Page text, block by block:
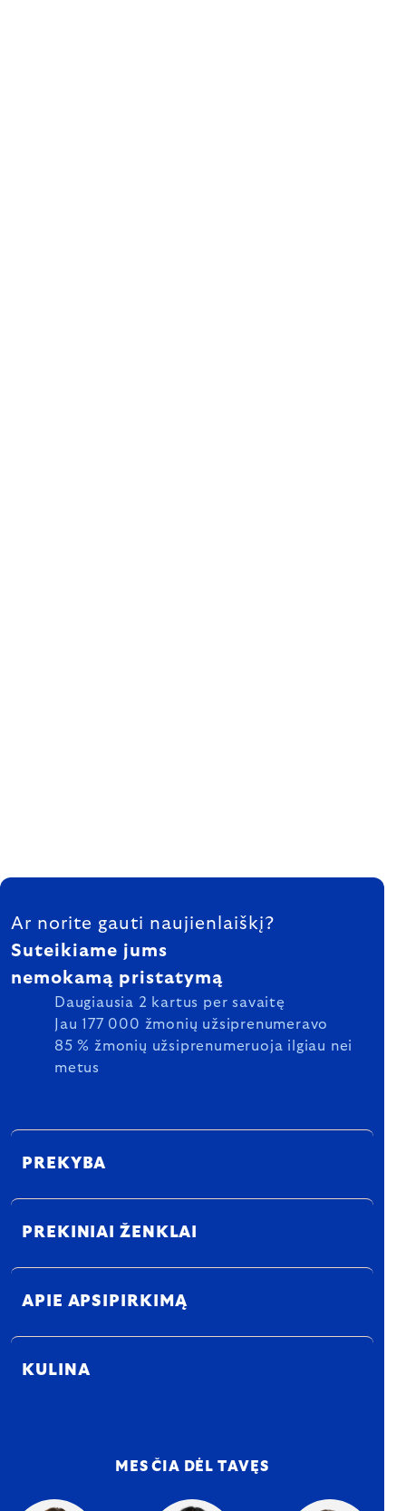
FOOTER
Ar norite gauti naujienlaiškį?
Suteikiame jums
nemokamą pristatymą
Daugiausia 2 kartus per savaitę
Jau 177 000 žmonių užsiprenumeravo
85 % žmonių užsiprenumeruoja ilgiau nei
metus
PREKYBA
PREKINIAI ŽENKLAI
APIE APSIPIRKIMĄ
KULINA
MES ČIA DĖL TAVĘS